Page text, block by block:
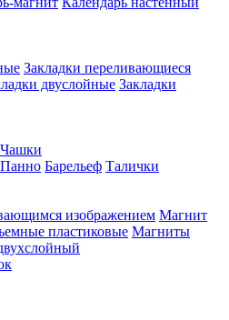
Закладки переливающиеся
двуслойные Закладки
Чашки
Панно Барельеф Талички
изображением Магнит
пластиковые Магниты